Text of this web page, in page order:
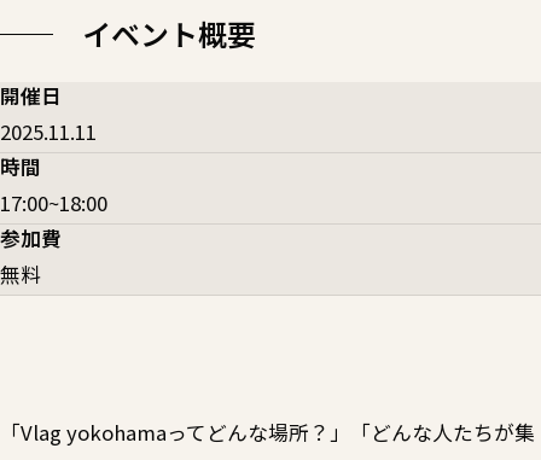
イベント概要
開催日
2025.11.11
時間
17:00~18:00
参加費
無料
「Vlag yokohamaってどんな場所？」「どんな人たちが集